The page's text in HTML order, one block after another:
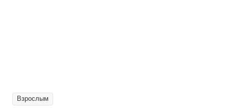
Взрослым